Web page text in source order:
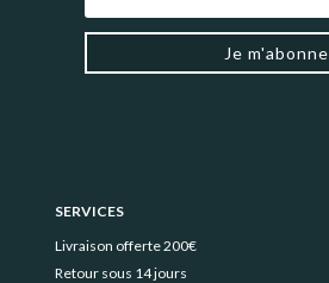
Je m'abonne
SERVICES
Livraison offerte 200€
Retour sous 14 jours